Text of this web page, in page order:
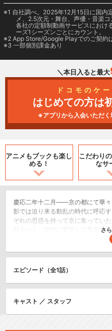
1 自社調べ。2025年12月15日に国内
メ、2.5次元・舞台、声優・音楽
各社の定額制動画サービスにおけ
ーズ1シーズンごとにカウント。
2 App Store/Google Playでのご契約
3 一部個別課金あり
＼本日入ると最大
ドコモのケ
はじめての方は
※アプリから入会いただ
アニメもブックも楽し
める！
こだわり
なサ
慶応二年十二月――京の都にて華
影では迫り来る動乱の時代に呼応
ぞれの思惑を持って京に集ってい
探るべく、芸妓に変装して島原に
西国の鬼・風間千景の姿があった…
恋愛/ラブコメ
歴史/戦記
さ
エピソード（全1話）
キャスト ／ スタッフ